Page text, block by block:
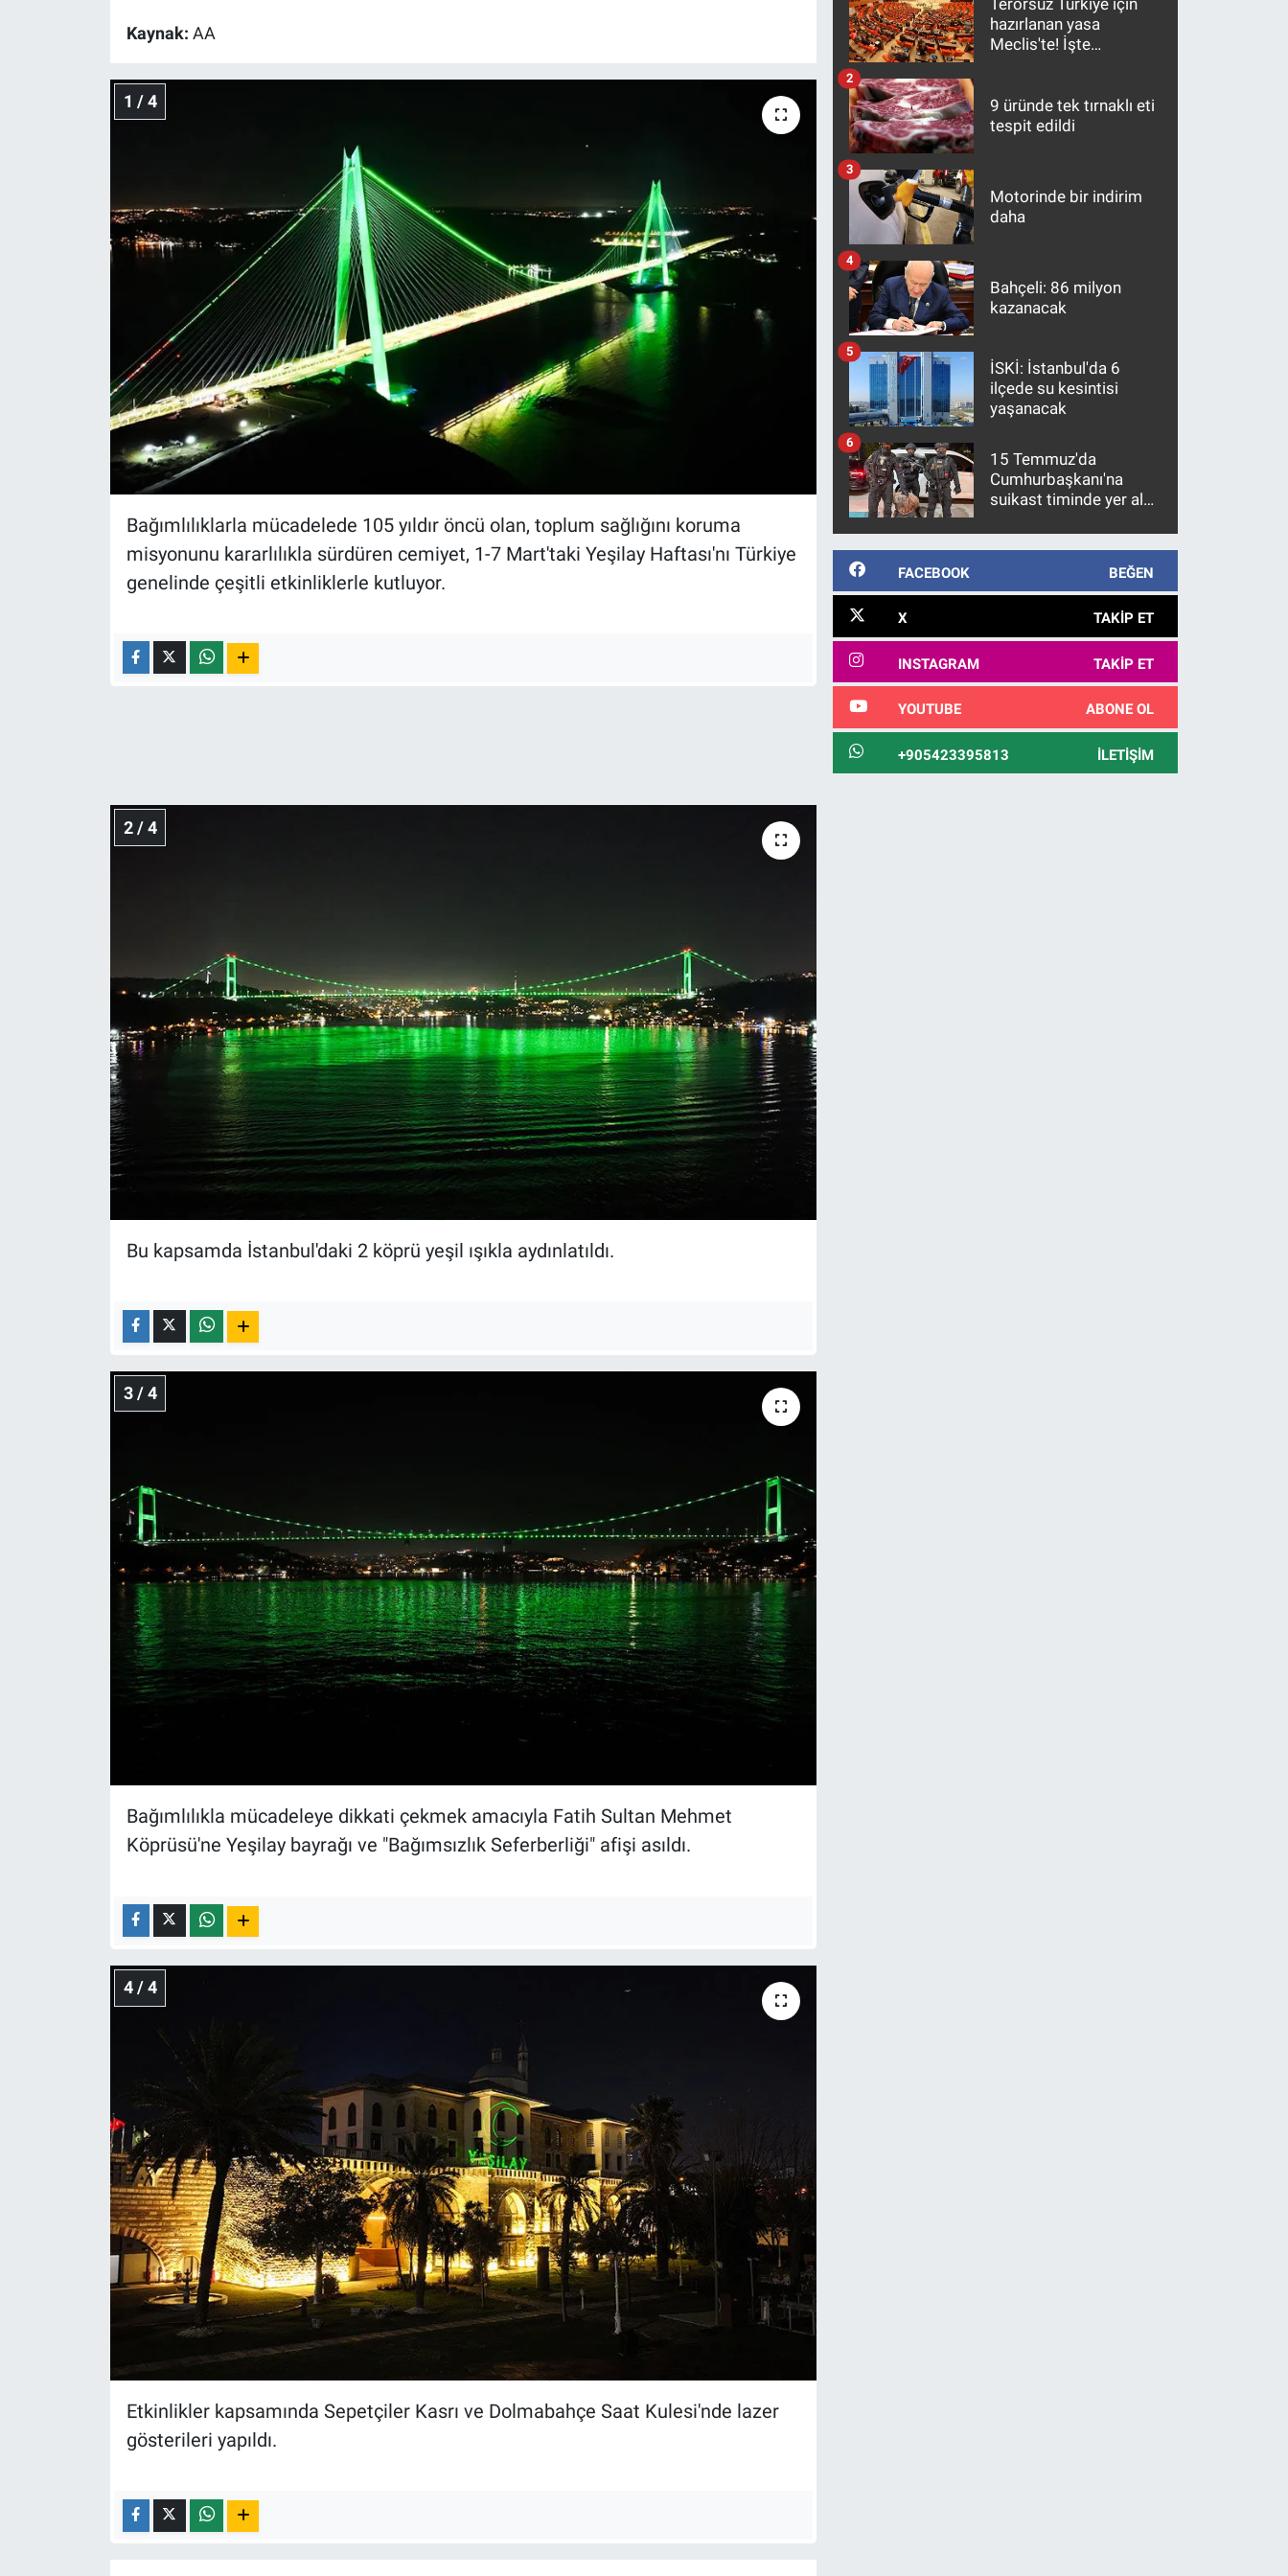
Kaynak: AA
1 / 4
Bağımlılıklarla mücadelede 105 yıldır öncü olan, toplum sağlığını koruma
misyonunu kararlılıkla sürdüren cemiyet, 1-7 Mart'taki Yeşilay Haftası'nı Türkiye
genelinde çeşitli etkinliklerle kutluyor.
2 / 4
Bu kapsamda İstanbul'daki 2 köprü yeşil ışıkla aydınlatıldı.
3 / 4
Bağımlılıkla mücadeleye dikkati çekmek amacıyla Fatih Sultan Mehmet
Köprüsü'ne Yeşilay bayrağı ve "Bağımsızlık Seferberliği" afişi asıldı.
4 / 4
Etkinlikler kapsamında Sepetçiler Kasrı ve Dolmabahçe Saat Kulesi'nde lazer
gösterileri yapıldı.
Terörsüz Türkiye için
hazırlanan yasa
Meclis'te! İşte
9 üründe tek tırnaklı eti
tespit edildi
2
Motorinde bir indirim
daha
3
Bahçeli: 86 milyon
kazanacak
4
İSKİ: İstanbul'da 6
ilçede su kesintisi
yaşanacak
5
15 Temmuz'da
Cumhurbaşkanı'na
suikast timinde yer alan
10 yıl sonra yakalandı
6
FACEBOOK BEĞEN
X TAKIP ET
INSTAGRAM TAKIP ET
YOUTUBE ABONE OL
+905423395813 İLETIŞIM
Gündem Özel
Günün görüntüsü
Ne demişti
Programlar
Yerel Gündem